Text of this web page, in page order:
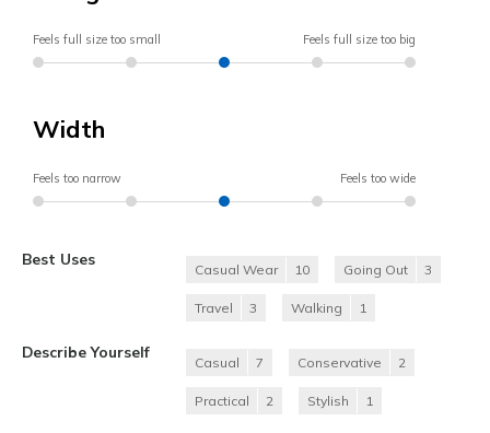
Feels full size too small Feels full size too big
Width
Feels too narrow Feels too wide
Best Uses
Casual Wear 10 Going Out 3
Travel 3 Walking 1
Describe Yourself
Casual 7 Conservative 2
Practical 2 Stylish 1